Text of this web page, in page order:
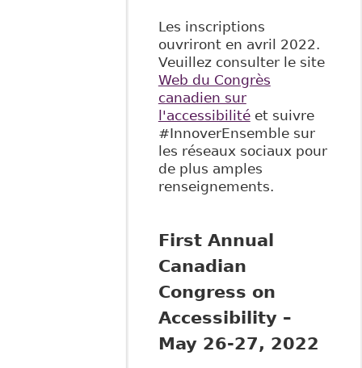
Les inscriptions
ouvriront en avril 2022.
Veuillez consulter le site
Web du Congrès
canadien sur
l'accessibilitéet suivre
#InnoverEnsemble sur
les réseaux sociaux pour
de plus amples
renseignements.
First Annual
Canadian
Congress on
Accessibility –
May 26-27, 2022